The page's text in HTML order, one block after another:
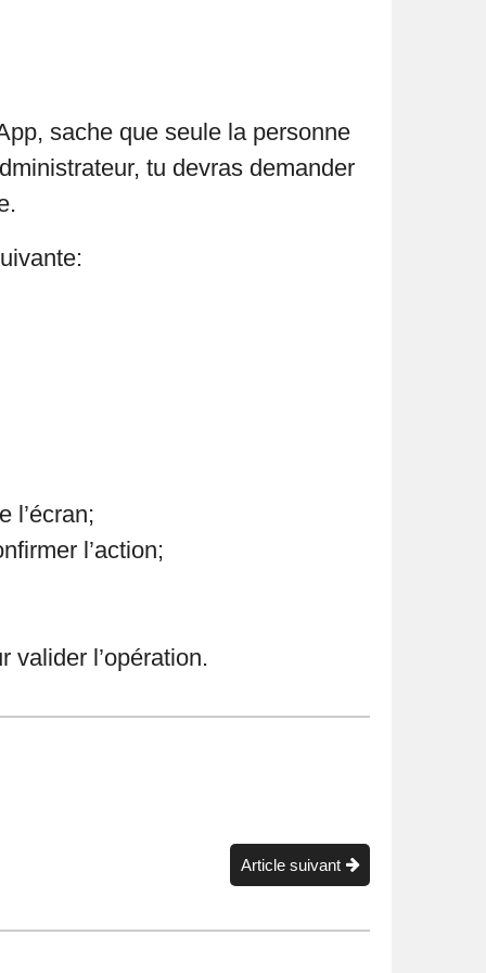
sache que seule la personne
tu devras demander
l’écran;
l’action;
valider l’opération.
Article suivant